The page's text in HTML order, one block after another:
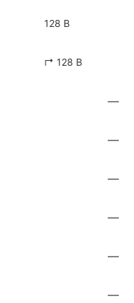
128 B
↱ 128 B
—
—
—
—
—
—